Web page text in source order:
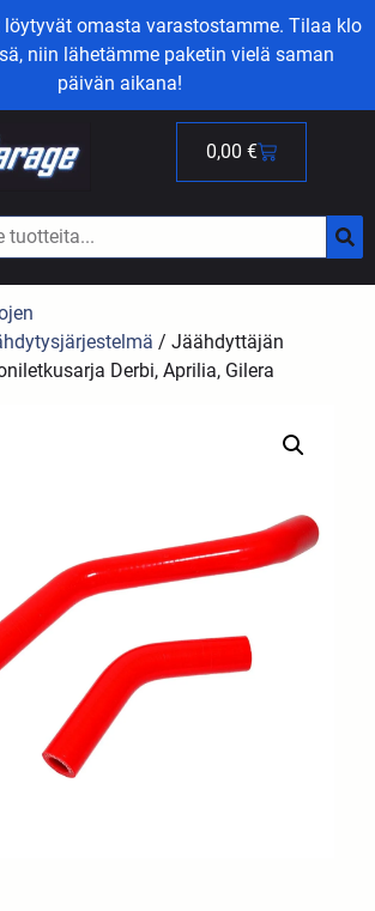
löytyvät omasta varastostamme. Tilaa klo
niin lähetämme paketin vielä saman
päivän aikana!
0,00 €
/ Jäähdyttäjän
Derbi, Aprilia, Gilera